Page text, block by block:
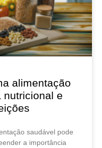
alimentação
nutricional e
saudável pode
a importância